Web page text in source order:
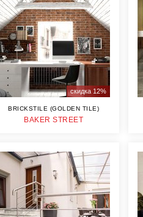
скидка 12%
BRICKSTILE (GOLDEN TILE)
BAKER STREET